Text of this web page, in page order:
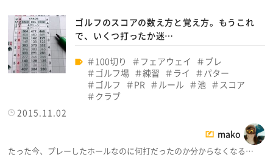
ゴルフのスコアの数え方と覚え方。もうこれ
で、いくつ打ったか迷…
100切り フェアウェイ
ブレ
ゴルフ場
練習 ライ
パター
ゴルフ
PR ルール 池
スコア
クラブ
2015.11.02
mako
たった今、プレーしたホールなのに何打だったのか分からなくなる…